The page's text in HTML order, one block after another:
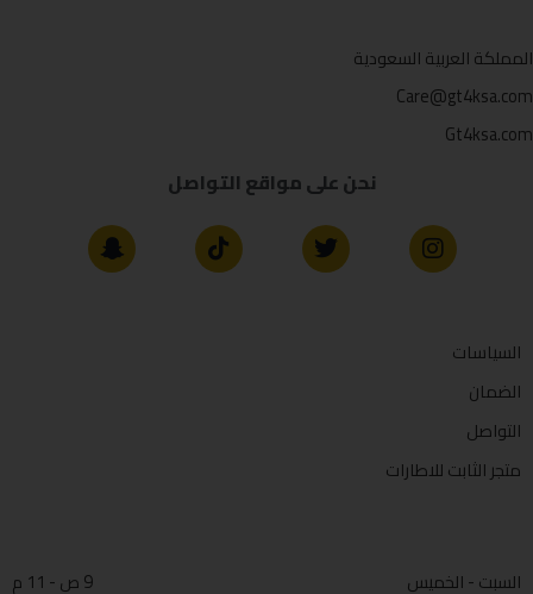
المملكة العربية السعودية
Care@gt4ksa.com
Gt4ksa.com
نحن على مواقع التواصل
السياسات
الضمان
التواصل
متجر الثابت للاطارات
السبت - الخميس
9 ص - 11 م